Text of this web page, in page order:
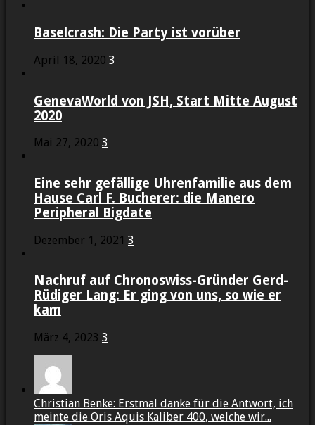
Baselcrash: Die Party ist vorüber
April 18, 2020 3
GenevaWorld von JSH, Start Mitte August
2020
Mai 27, 2020 3
Eine sehr gefällige Uhrenfamilie aus dem
Hause Carl F. Bucherer: die Manero
Peripheral Bigdate
Dezember 1, 2021 3
Nachruf auf Chronoswiss-Gründer Gerd-
Rüdiger Lang: Er ging von uns, so wie er
kam
März 4, 2023 3
Christian Benke: Erstmal danke für die Antwort, ich
meinte die Oris Aquis Kaliber 400, welche wir...